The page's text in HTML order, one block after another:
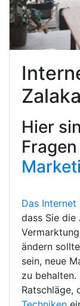
Hier
Fragen
Das Internet
dass Sie die
ändern
sein, neue
zu
Ratschläge,